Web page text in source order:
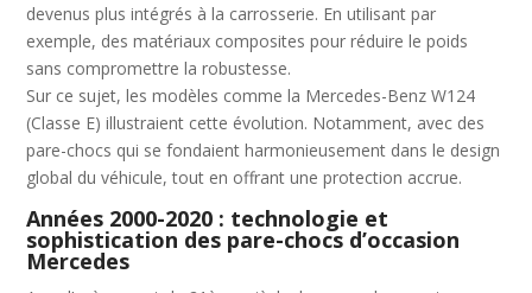
devenus plus intégrés à la carrosserie. En utilisant par
exemple, des matériaux composites pour réduire le poids
sans compromettre la robustesse.
Sur ce sujet, les modèles comme la Mercedes-Benz W124
(Classe E) illustraient cette évolution. Notamment, avec des
pare-chocs qui se fondaient harmonieusement dans le design
global du véhicule, tout en offrant une protection accrue.
Années 2000-2020 : technologie et
sophistication des pare-chocs d’occasion
Mercedes